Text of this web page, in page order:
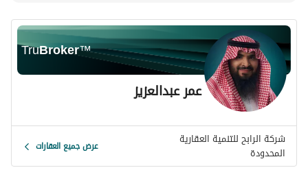
TruBroker™
عمر عبدالعزيز
شركة الرابح للتنمية العقارية
المحدودة عرض جميع العقارات